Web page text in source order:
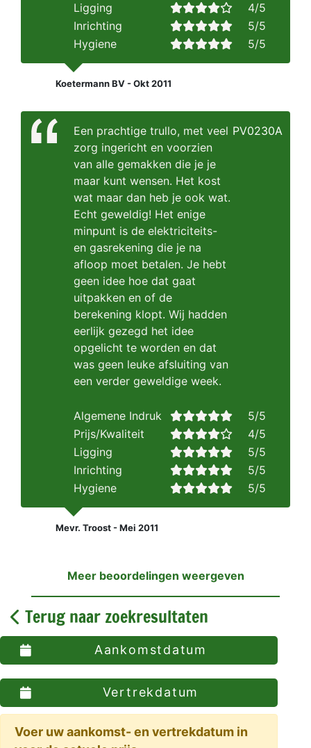
Ligging
4/5
Inrichting
5/5
Hygiene
5/5
Koetermann BV - Okt 2011
Een prachtige trullo, met veel
zorg ingericht en voorzien
van alle gemakken die je je
maar kunt wensen. Het kost
wat maar dan heb je ook wat.
Echt geweldig! Het enige
minpunt is de elektriciteits-
en gasrekening die je na
afloop moet betalen. Je hebt
geen idee hoe dat gaat
uitpakken en of de
berekening klopt. Wij hadden
eerlijk gezegd het idee
opgelicht te worden en dat
was geen leuke afsluiting van
een verder geweldige week.
PV0230A
Algemene Indruk
5/5
Prijs/Kwaliteit
4/5
Ligging
5/5
Inrichting
5/5
Hygiene
5/5
Mevr. Troost - Mei 2011
Meer beoordelingen weergeven
Terug naar zoekresultaten
Aankomstdatum
Vertrekdatum
Voer uw aankomst- en vertrekdatum in